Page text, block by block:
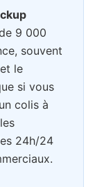
9 000
souvent
le
si vous
colis à
24h/24